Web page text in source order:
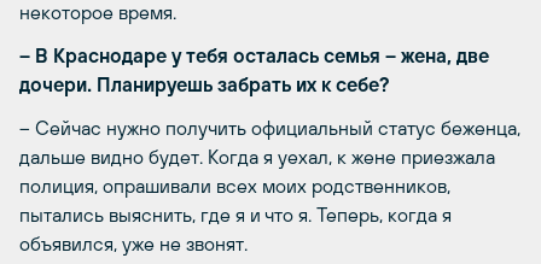
некоторое время.
– В Краснодаре у тебя осталась семья – жена, две
дочери. Планируешь забрать их к себе?
– Сейчас нужно получить официальный статус беженца,
дальше видно будет. Когда я уехал, к жене приезжала
полиция, опрашивали всех моих родственников,
пытались выяснить, где я и что я. Теперь, когда я
объявился, уже не звонят.